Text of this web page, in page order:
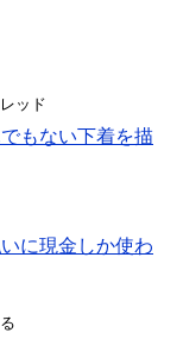
ッド
もない下着を描
に現金しか使わ